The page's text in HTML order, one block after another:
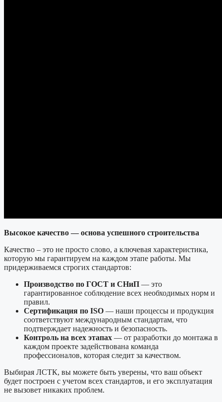
Высокое качество — основа успешного строительства
Качество – это не просто слово, а ключевая характеристика,
которую мы гарантируем на каждом этапе работы. Мы
придерживаемся строгих стандартов:
Производство по ГОСТ и СНиП — это
гарантированное соблюдение всех необходимых норм и
правил.
Сертификация по ISO — наши процессы и продукция
соответствуют международным стандартам, что
подтверждает надежность и безопасность.
Контроль на всех этапах — от разработки до монтажа в
каждом проекте задействована команда
профессионалов, которая следит за качеством.
Выбирая ЛСТК, вы можете быть уверены, что ваш объект
будет построен с учетом всех стандартов, и его эксплуатация
не вызовет никаких проблем.